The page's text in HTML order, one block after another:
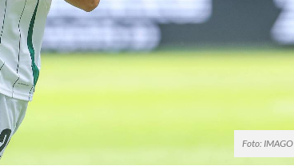
Foto: IMAGO